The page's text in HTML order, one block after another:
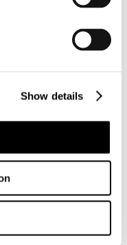
Show details